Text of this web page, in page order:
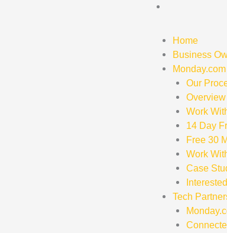
Home
Business
Monday.com
Our
Overview
Work
14 Day
Free 30
Work
Case
Tech